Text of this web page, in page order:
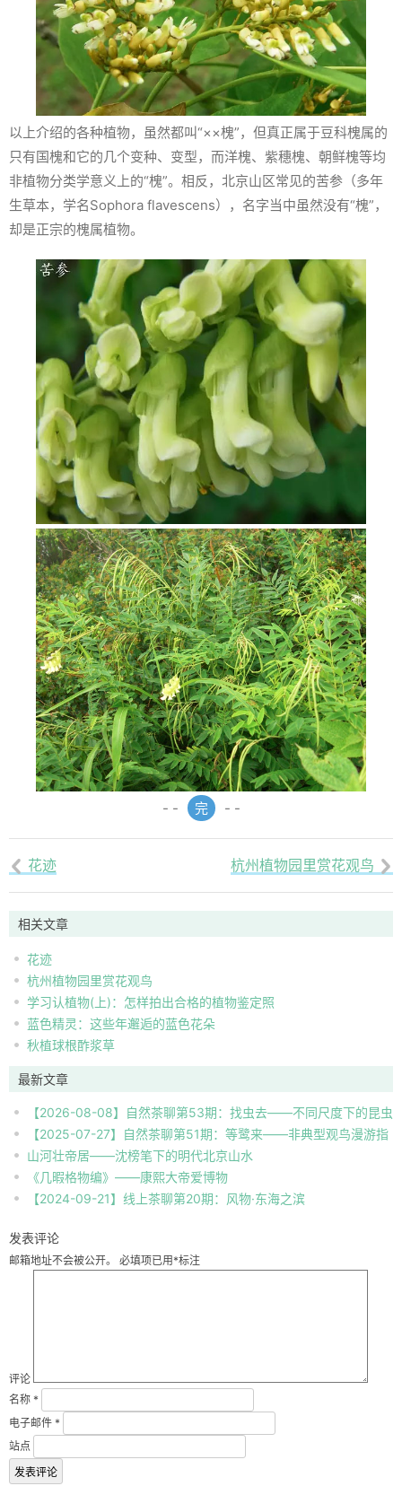
以上介绍的各种植物，虽然都叫“××槐”，但真正属于豆科槐属的
只有国槐和它的几个变种、变型，而洋槐、紫穗槐、朝鲜槐等均
非植物分类学意义上的“槐”。相反，北京山区常见的苦参（多年
生草本，学名Sophora flavescens），名字当中虽然没有“槐”，
却是正宗的槐属植物。
- - 完 - -
 花迹 杭州植物园里赏花观鸟 
相关文章
花迹
杭州植物园里赏花观鸟
学习认植物(上)：怎样拍出合格的植物鉴定照
蓝色精灵：这些年邂逅的蓝色花朵
秋植球根酢浆草
最新文章
【2026-08-08】自然茶聊第53期：找虫去——不同尺度下的昆虫
自然观察
【2025-07-27】自然茶聊第51期：等鹭来——非典型观鸟漫游指
南
山河壮帝居——沈榜笔下的明代北京山水
《几暇格物编》——康熙大帝爱博物
【2024-09-21】线上茶聊第20期：风物·东海之滨
发表评论
邮箱地址不会被公开。 必填项已用*标注
评论
名称 *
电子邮件 *
站点